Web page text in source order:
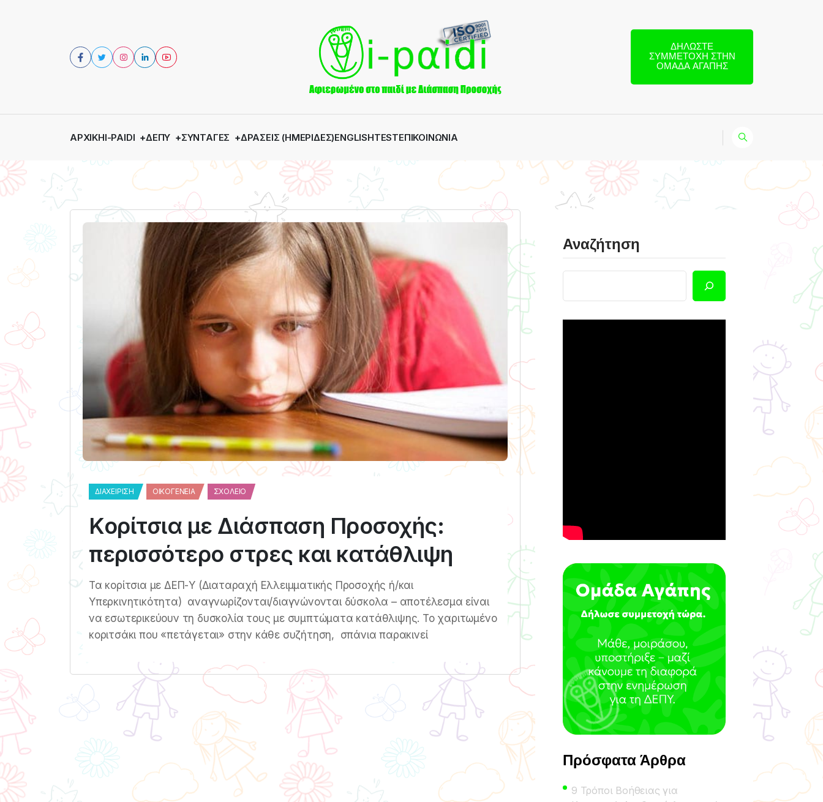
ΔΗΛΏΣΤΕ
ΣΥΜΜΕΤΟΧΉ ΣΤΗΝ
ΟΜΆΔΑ ΑΓΆΠΗΣ
ΑΡΧΙΚΉI-PAIDI ΔΕΠΥ ΣΥΝΤΑΓΈΣ ΔΡΆΣΕΙΣ (ΗΜΕΡΊΔΕΣ)ENGLISHTESTΕΠΙΚΟΙΝΩΝΊΑ
ΔΙΑΧΕΊΡΙΣΗ ΟΙΚΟΓΈΝΕΙΑ ΣΧΟΛΕΊΟ
Κορίτσια με Διάσπαση Προσοχής:
περισσότερο στρες και κατάθλιψη
Τα κορίτσια με ΔΕΠ-Υ (Διαταραχή Ελλειμματικής Προσοχής ή/και
Υπερκινητικότητα) αναγνωρίζονται/διαγνώνονται δύσκολα – αποτέλεσμα είναι
να εσωτερικεύουν τη δυσκολία τους με συμπτώματα κατάθλιψης. Το χαριτωμένο
κοριτσάκι που «πετάγεται» στην κάθε συζήτηση, σπάνια παρακινεί
Αναζήτηση
Πρόσφατα Άρθρα
9 Τρόποι Βοήθειας για